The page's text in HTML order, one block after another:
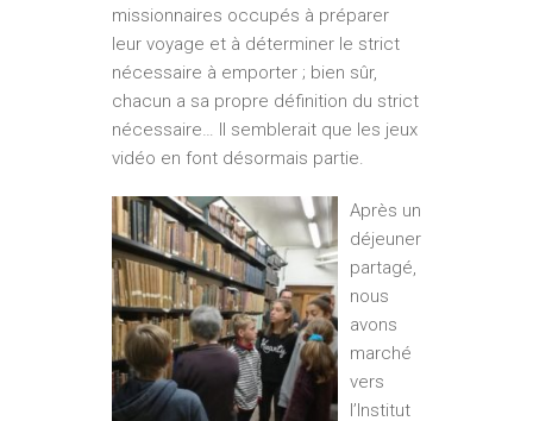
missionnaires occupés à préparer
leur voyage et à déterminer le strict
nécessaire à emporter ; bien sûr,
chacun a sa propre définition du strict
nécessaire… Il semblerait que les jeux
vidéo en font désormais partie.
Après un
déjeuner
partagé,
nous
avons
marché
vers
l’Institut